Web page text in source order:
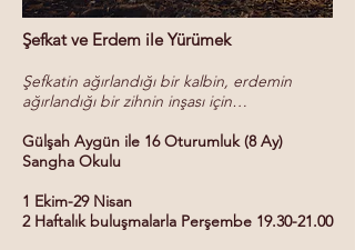
Şefkat ve Erdem ile Yürümek
Şefkatin ağırlandığı bir kalbin, erdemin
ağırlandığı bir zihnin inşası için…
Gülşah Aygün ile 16 Oturumluk (8 Ay)
Sangha Okulu
1 Ekim-29 Nisan
2 Haftalık buluşmalarla Perşembe 19.30-21.00